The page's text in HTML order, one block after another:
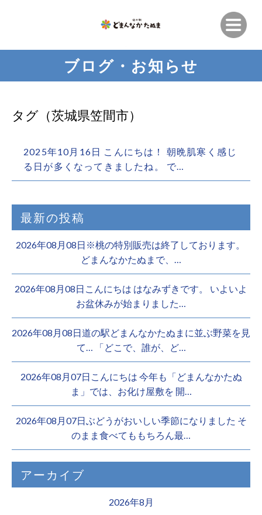
ブログ・お知らせ
タグ（茨城県笠間市）
2025年10月16日 こんにちは！ 朝晩肌寒く感じ
る日が多くなってきましたね。 で…
最新の投稿
2026年08月08日※桃の特別販売は終了しております。 ️
どまんなかたぬまで、…
2026年08月08日こんにちは はなみずきです。 いよいよ
お盆休みが始まりました…
2026年08月08日道の駅どまんなかたぬまに並ぶ野菜を見
て… 「どこで、誰が、ど…
2026年08月07日こんにちは 今年も「どまんなかたぬ
ま」では、お化け屋敷を 開…
2026年08月07日ぶどうがおいしい季節になりました そ
のまま食べてももちろん最…
アーカイブ
2026年8月